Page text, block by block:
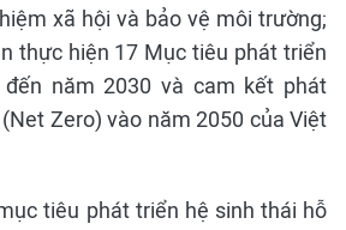
xã hội và bảo vệ môi trường;
thực hiện 17 Mục tiêu phát triển
đến năm 2030 và cam kết phát
(Net Zero) vào năm 2050 của Việt
tiêu phát triển hệ sinh thái hỗ